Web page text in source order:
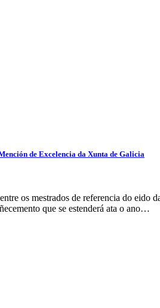
de Excelencia da Xunta de Galicia
os mestrados de referencia do
que se estenderá ata o ano…